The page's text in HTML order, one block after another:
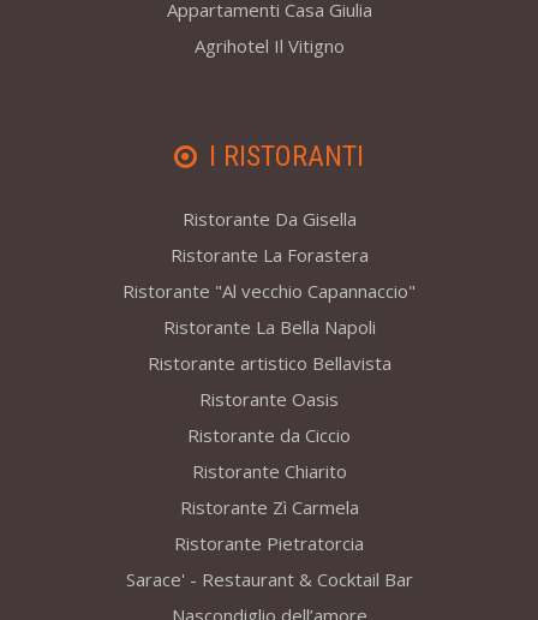
Appartamenti Casa Giulia
Agrihotel Il Vitigno
I RISTORANTI
Ristorante Da Gisella
Ristorante La Forastera
Ristorante "Al vecchio Capannaccio"
Ristorante La Bella Napoli
Ristorante artistico Bellavista
Ristorante Oasis
Ristorante da Ciccio
Ristorante Chiarito
Ristorante Zì Carmela
Ristorante Pietratorcia
Sarace' - Restaurant & Cocktail Bar